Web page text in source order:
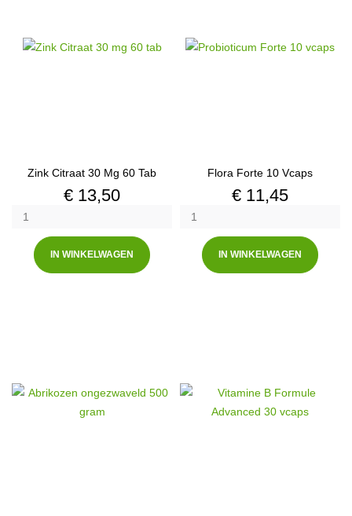
Zink Citraat 30 Mg 60 Tab
Prijs
€ 13,50
IN WINKELWAGEN
Flora Forte 10 Vcaps
Prijs
€ 11,45
IN WINKELWAGEN